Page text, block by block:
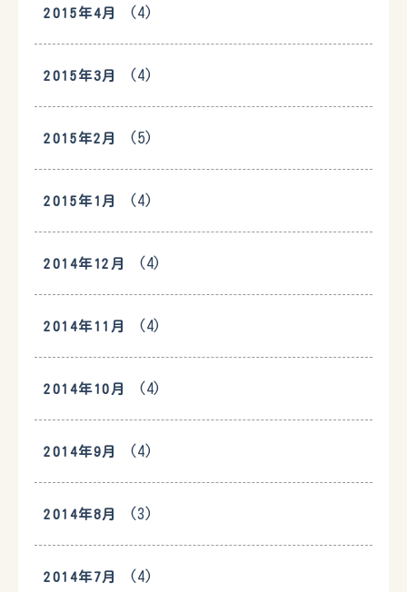
2015年4月 (4)
2015年3月 (4)
2015年2月 (5)
2015年1月 (4)
2014年12月 (4)
2014年11月 (4)
2014年10月 (4)
2014年9月 (4)
2014年8月 (3)
2014年7月 (4)